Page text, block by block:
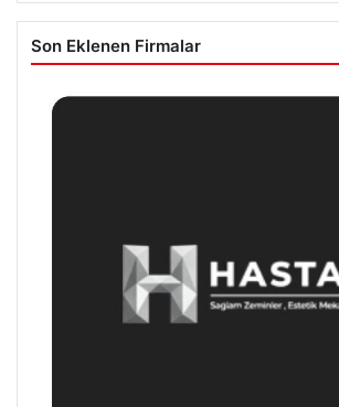
Son Eklenen Firmalar